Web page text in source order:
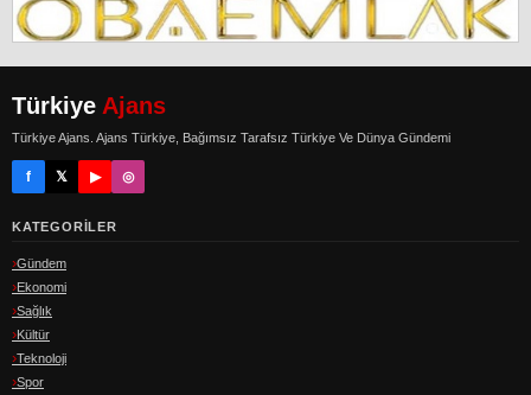
Türkiye Ajans
Türkiye Ajans. Ajans Türkiye, Bağımsız Tarafsız Türkiye Ve Dünya Gündemi
f 𝕏 ▶ ◎
KATEGORILER
Gündem
Ekonomi
Sağlık
Kültür
Teknoloji
Spor